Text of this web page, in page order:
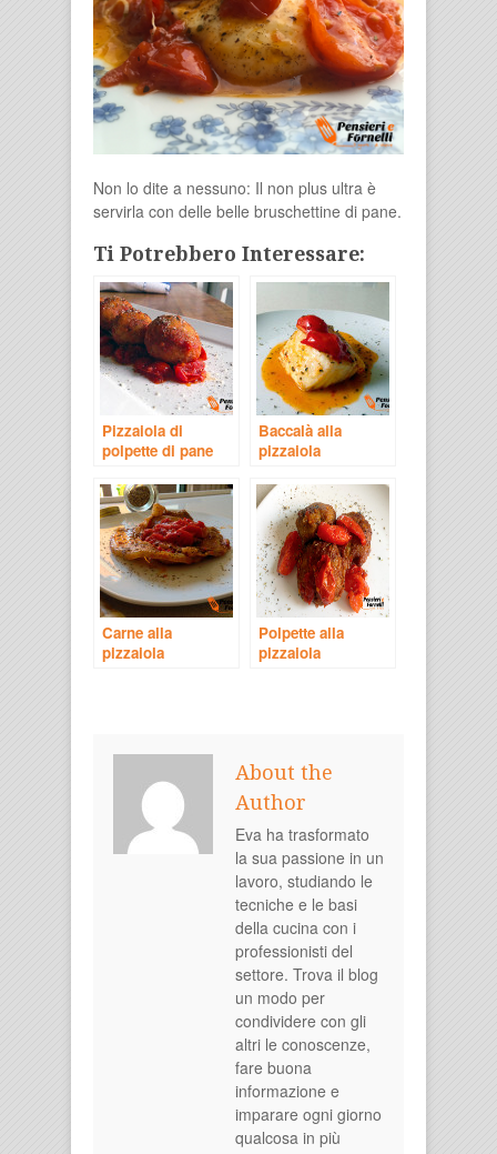
Non lo dite a nessuno: Il non plus ultra è
servirla con delle belle bruschettine di pane.
Ti Potrebbero Interessare:
Pizzaiola di
polpette di pane
Baccalà alla
pizzaiola
Carne alla
pizzaiola
Polpette alla
pizzaiola
About the
Author
Eva ha trasformato
la sua passione in un
lavoro, studiando le
tecniche e le basi
della cucina con i
professionisti del
settore. Trova il blog
un modo per
condividere con gli
altri le conoscenze,
fare buona
informazione e
imparare ogni giorno
qualcosa in più